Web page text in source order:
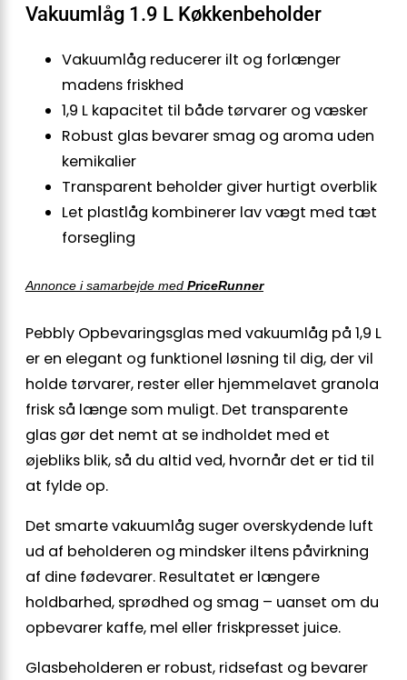
Vakuumlåg 1.9 L Køkkenbeholder
Vakuumlåg reducerer ilt og forlænger
madens friskhed
1,9 L kapacitet til både tørvarer og væsker
Robust glas bevarer smag og aroma uden
kemikalier
Transparent beholder giver hurtigt overblik
Let plastlåg kombinerer lav vægt med tæt
forsegling
Annonce i samarbejde med PriceRunner
Pebbly Opbevaringsglas med vakuumlåg på 1,9 L
er en elegant og funktionel løsning til dig, der vil
holde tørvarer, rester eller hjemmelavet granola
frisk så længe som muligt. Det transparente
glas gør det nemt at se indholdet med et
øjebliks blik, så du altid ved, hvornår det er tid til
at fylde op.
Det smarte vakuumlåg suger overskydende luft
ud af beholderen og mindsker iltens påvirkning
af dine fødevarer. Resultatet er længere
holdbarhed, sprødhed og smag – uanset om du
opbevarer kaffe, mel eller friskpresset juice.
Glasbeholderen er robust, ridsefast og bevarer